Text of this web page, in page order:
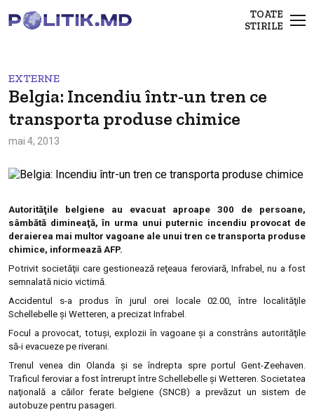
TOATE
STIRILE
EXTERNE
Belgia: Incendiu într-un tren ce
transporta produse chimice
mai 4, 2013
Autorităţile belgiene au evacuat aproape 300 de persoane,
sâmbătă dimineaţă, în urma unui puternic incendiu provocat de
deraierea mai multor vagoane ale unui tren ce transporta produse
chimice, informează AFP.
Potrivit societăţii care gestionează reţeaua feroviară, Infrabel, nu a fost
semnalată nicio victimă.
Accidentul s-a produs în jurul orei locale 02.00, între localităţile
Schellebelle şi Wetteren, a precizat Infrabel.
Focul a provocat, totuşi, explozii în vagoane şi a constrâns autorităţile
să-i evacueze pe riverani.
Trenul venea din Olanda şi se îndrepta spre portul Gent-Zeehaven.
Traficul feroviar a fost întrerupt între Schellebelle şi Wetteren. Societatea
naţională a căilor ferate belgiene (SNCB) a prevăzut un sistem de
autobuze pentru pasageri.